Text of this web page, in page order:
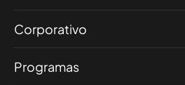
Corporativo
Programas